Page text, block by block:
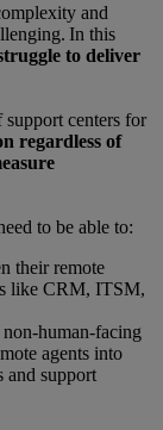
and
In this
to deliver
support centers for
regardless of
to be able to:
their remote
like CRM, ITSM,
human-facing
agents into
and support